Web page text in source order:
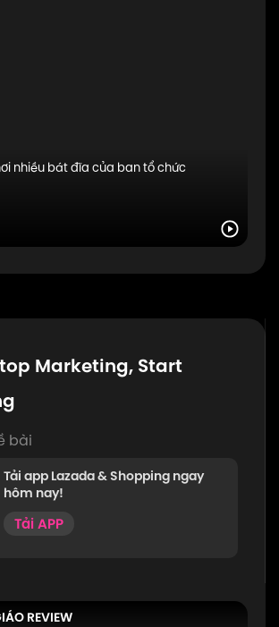
nhiều bát đĩa của ban tổ chức
Marketing, Start
bài
Tải app Lazada & Shopping ngay
hôm nay!
Tải APP
REVIEW